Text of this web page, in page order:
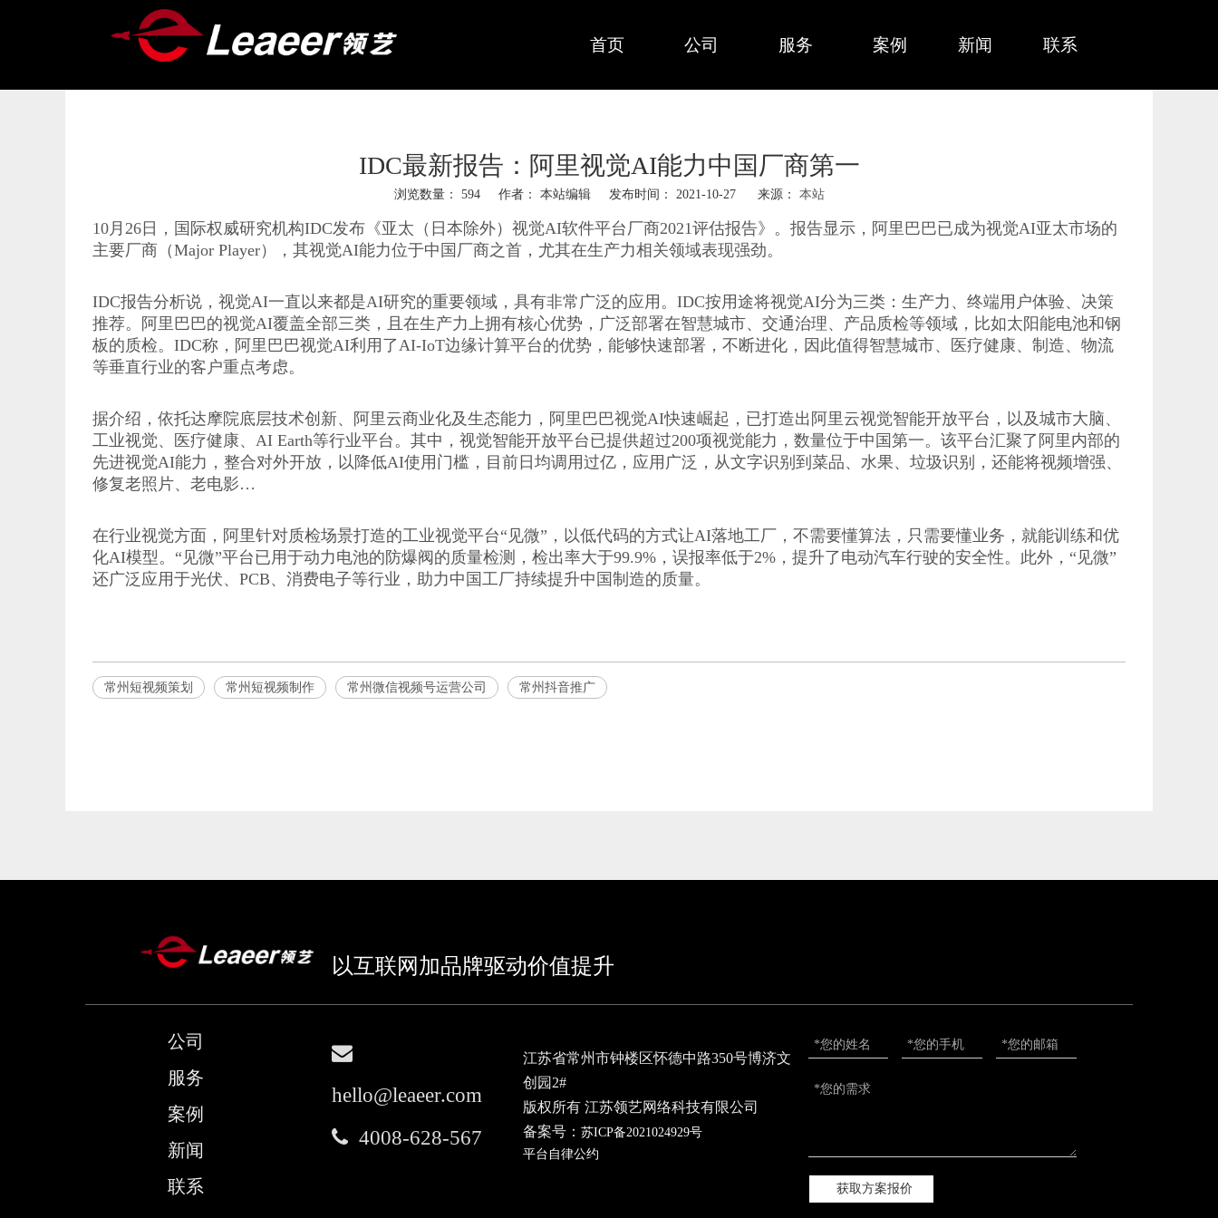
首页 公司 服务 案例 新闻 联系
IDC最新报告：阿里视觉AI能力中国厂商第一
浏览数量： 594作者： 本站编辑 发布时间： 2021-10-27 来源： 本站
["wechat","weibo","qzone","douban","email"]
10月26日，国际权威研究机构IDC发布《亚太（日本除外）视觉AI软件平台厂商2021评估报告》。报告显示，阿里巴巴已成为视觉AI亚太市场的
主要厂商（Major Player），其视觉AI能力位于中国厂商之首，尤其在生产力相关领域表现强劲。
IDC报告分析说，视觉AI一直以来都是AI研究的重要领域，具有非常广泛的应用。IDC按用途将视觉AI分为三类：生产力、终端用户体验、决策
推荐。阿里巴巴的视觉AI覆盖全部三类，且在生产力上拥有核心优势，广泛部署在智慧城市、交通治理、产品质检等领域，比如太阳能电池和钢
板的质检。IDC称，阿里巴巴视觉AI利用了AI-IoT边缘计算平台的优势，能够快速部署，不断进化，因此值得智慧城市、医疗健康、制造、物流
等垂直行业的客户重点考虑。
据介绍，依托达摩院底层技术创新、阿里云商业化及生态能力，阿里巴巴视觉AI快速崛起，已打造出阿里云视觉智能开放平台，以及城市大脑、
工业视觉、医疗健康、AI Earth等行业平台。其中，视觉智能开放平台已提供超过200项视觉能力，数量位于中国第一。该平台汇聚了阿里内部的
先进视觉AI能力，整合对外开放，以降低AI使用门槛，目前日均调用过亿，应用广泛，从文字识别到菜品、水果、垃圾识别，还能将视频增强、
修复老照片、老电影…
在行业视觉方面，阿里针对质检场景打造的工业视觉平台“见微”，以低代码的方式让AI落地工厂，不需要懂算法，只需要懂业务，就能训练和优
化AI模型。“见微”平台已用于动力电池的防爆阀的质量检测，检出率大于99.9%，误报率低于2%，提升了电动汽车行驶的安全性。此外，“见微”
还广泛应用于光伏、PCB、消费电子等行业，助力中国工厂持续提升中国制造的质量。
常州短视频策划 常州短视频制作 常州微信视频号运营公司 常州抖音推广
以互联网加品牌驱动价值提升
公司
服务
案例
新闻
联系

hello@leaeer.com
 4008-628-567
江苏省常州市钟楼区怀德中路350号博济文
创园2#
版权所有 江苏领艺网络科技有限公司
备案号： 苏ICP备2021024929号
平台自律公约
获取方案报价